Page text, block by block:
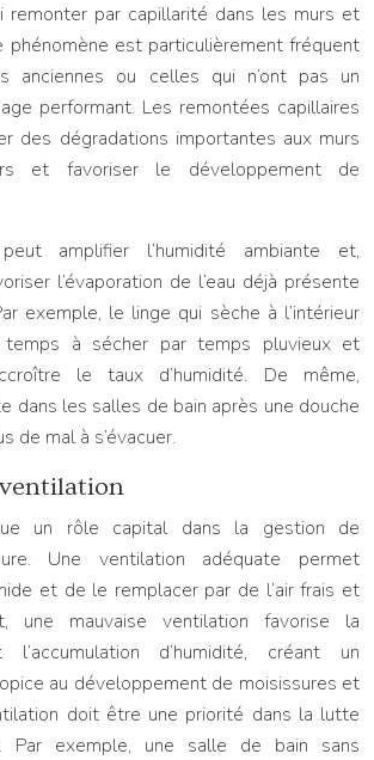
remonter par capillarité dans les murs et
phénomène est particulièrement fréquent
anciennes ou celles qui n’ont pas un
performant. Les remontées capillaires
des dégradations importantes aux murs
et favoriser le développement de
amplifier l’humidité ambiante et,
l’évaporation de l’eau déjà présente
exemple, le linge qui sèche à l’intérieur
à sécher par temps pluvieux et
le taux d’humidité. De même,
dans les salles de bain après une douche
de mal à s’évacuer.
un rôle capital dans la gestion de
Une ventilation adéquate permet
et de le remplacer par de l’air frais et
une mauvaise ventilation favorise la
l’accumulation d’humidité, créant un
au développement de moisissures et
doit être une priorité dans la lutte
Par exemple, une salle de bain sans